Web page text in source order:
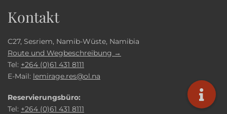
Kontakt
C27, Sesriem, Namib-Wüste, Namibia
Route und Wegbeschreibung →
Tel: +264 (0)61 431 8111
E-Mail: lemirage.res@ol.na
Reservierungsbüro:
Tel: +264 (0)61 431 8111